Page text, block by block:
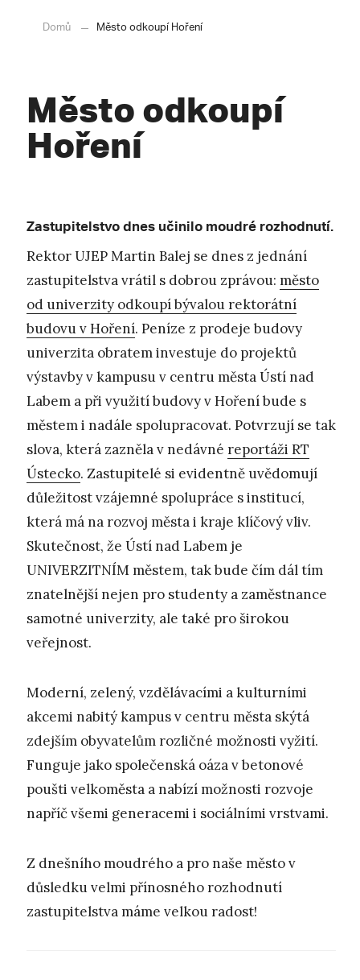
Domů Město odkoupí Hoření
Město odkoupí
Hoření
Zastupitelstvo dnes učinilo moudré rozhodnutí.
Rektor UJEP Martin Balej se dnes z jednání
zastupitelstva vrátil s dobrou zprávou: město
od univerzity odkoupí bývalou rektorátní
budovu v Hoření. Peníze z prodeje budovy
univerzita obratem investuje do projektů
výstavby v kampusu v centru města Ústí nad
Labem a při využití budovy v Hoření bude s
městem i nadále spolupracovat. Potvrzují se tak
slova, která zazněla v nedávné reportáži RT
Ústecko. Zastupitelé si evidentně uvědomují
důležitost vzájemné spolupráce s institucí,
která má na rozvoj města i kraje klíčový vliv.
Skutečnost, že Ústí nad Labem je
UNIVERZITNÍM městem, tak bude čím dál tím
znatelnější nejen pro studenty a zaměstnance
samotné univerzity, ale také pro širokou
veřejnost.
Moderní, zelený, vzdělávacími a kulturními
akcemi nabitý kampus v centru města skýtá
zdejším obyvatelům rozličné možnosti vyžití.
Funguje jako společenská oáza v betonové
poušti velkoměsta a nabízí možnosti rozvoje
napříč všemi generacemi i sociálními vrstvami.
Z dnešního moudrého a pro naše město v
důsledku velmi přínosného rozhodnutí
zastupitelstva máme velkou radost!